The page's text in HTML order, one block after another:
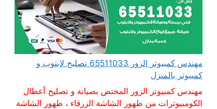
مهندس كمبيوتر الزور 65511033 تصليح لابتوب و
كمبيوتر بالمنزل
مهندس كمبيوتر الزور المختص بصيانة و تصليح أعطال
الكومبيوترات من ظهور الشاشة الزرقاء ، ظهور الشاشة